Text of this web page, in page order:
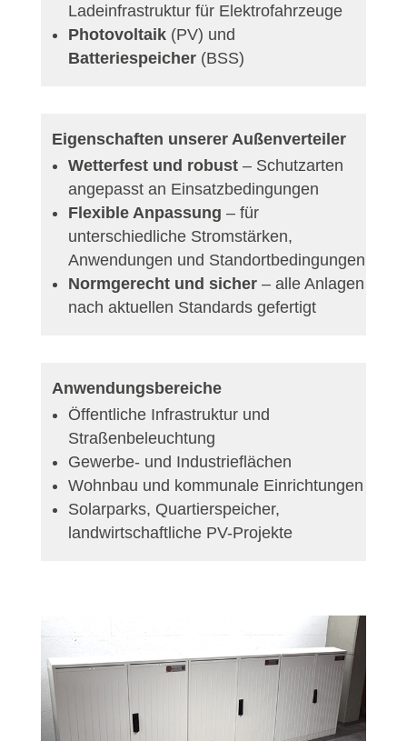
Ladeinfrastruktur für Elektrofahrzeuge
Photovoltaik(PV) und
Batteriespeicher(BSS)
Eigenschaften unserer Außenverteiler
Wetterfest und robust– Schutzarten
angepasst an Einsatzbedingungen
Flexible Anpassung – für
unterschiedliche Stromstärken,
Anwendungen und Standortbedingungen
Normgerecht und sicher– alle Anlagen
nach aktuellen Standards gefertigt
Anwendungsbereiche
Öffentliche Infrastruktur und
Straßenbeleuchtung
Gewerbe- und Industrieflächen
Wohnbau und kommunale Einrichtungen
Solarparks, Quartierspeicher,
landwirtschaftliche PV-Projekte